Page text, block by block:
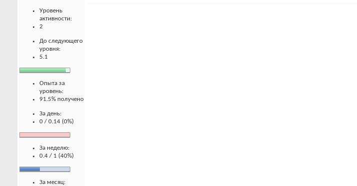
Уровень
активности:
2
До следующего
уровня:
5.1
Опыта за
уровень:
91.5% получено
За день:
0 / 0.14 (0%)
За неделю:
0.4 / 1 (40%)
За месяц: